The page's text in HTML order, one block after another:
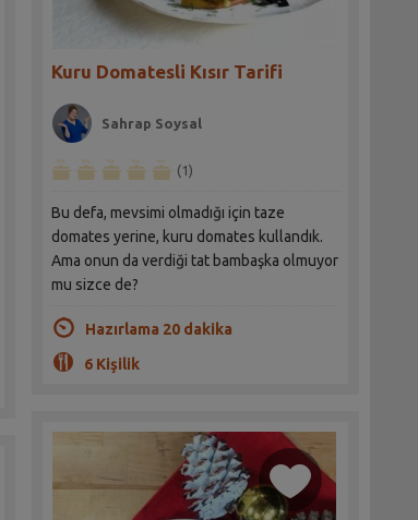
Kuru Domatesli Kısır Tarifi
Sahrap Soysal
(1)
Bu defa, mevsimi olmadığı için taze
domates yerine, kuru domates kullandık.
Ama onun da verdiği tat bambaşka olmuyor
mu sizce de?
Hazırlama 20 dakika
6 Kişilik